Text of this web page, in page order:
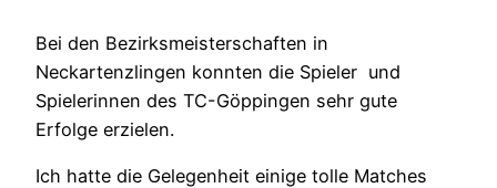
Bei den Bezirksmeisterschaften in
Neckartenzlingen konnten die Spieler und
Spielerinnen des TC-Göppingen sehr gute
Erfolge erzielen.
Ich hatte die Gelegenheit einige tolle Matches